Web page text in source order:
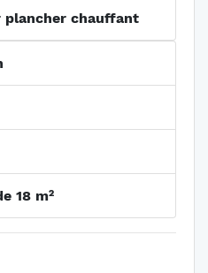
plancher chauffant
18 m²